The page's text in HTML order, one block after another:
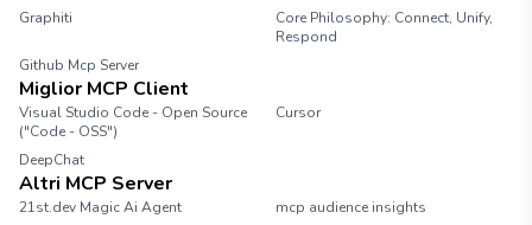
Graphiti
Core Philosophy: Connect, Unify,
Respond
Github Mcp Server
Miglior MCP Client
Visual Studio Code - Open Source
("Code - OSS")
Cursor
DeepChat
Altri MCP Server
21st.dev Magic Ai Agent
mcp audience insights